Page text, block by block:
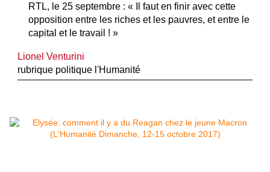
RTL, le 25 septembre : « Il faut en finir avec cette
opposition entre les riches et les pauvres, et entre le
capital et le travail ! »
Lionel Venturini
rubrique politique l'Humanité